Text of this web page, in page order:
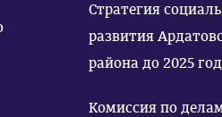
Стратегия
развития
района до 2025
Комиссия по